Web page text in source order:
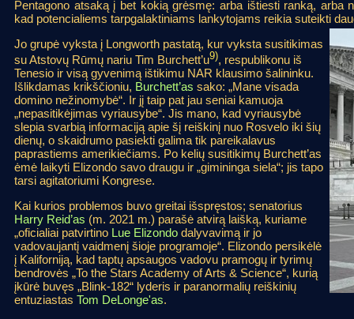
Pentagono atsaką į bet kokią grėsmę: arba ištiesti ranką, arba
kad potencialiems tarpgalaktiniams lankytojams reikia suteikti
Jo grupė vyksta į Longworth pastatą, kur vyksta susitikimas
su Atstovų Rūmų nariu Tim Burchett’u9), respublikonu iš
Tenesio ir visą gyvenimą ištikimu NAR klausimo šalininku.
Išlikdamas krikščioniu, Burchett’as sako: „Mane visada
domino nežinomybė“. Ir jį taip pat jau seniai kamuoja
„nepasitikėjimas vyriausybe“. Jis mano, kad vyriausybė
slepia svarbią informaciją apie šį reiškinį nuo Rosvelo iki šių
dienų, o skaidrumo pasiekti galima tik pareikalavus
paprastiems amerikiečiams. Po kelių susitikimų Burchett’as
ėmė laikyti Elizondo savo draugu ir „gimininga siela“; jis tapo
tarsi agitatoriumi Kongrese.
Kai kurios problemos buvo greitai išspręstos; senatorius
Harry Reid’as (m. 2021 m.) parašė atvirą laišką, kuriame
„oficialiai patvirtino Lue Elizondo dalyvavimą ir jo
vadovaujantį vaidmenį šioje programoje“. Elizondo persikėlė
į Kaliforniją, kad taptų apsaugos vadovu pramogų ir tyrimų
bendrovės „To the Stars Academy of Arts & Science“, kurią
įkūrė buvęs „Blink-182“ lyderis ir paranormalių reiškinių
entuziastas Tom DeLonge'as.